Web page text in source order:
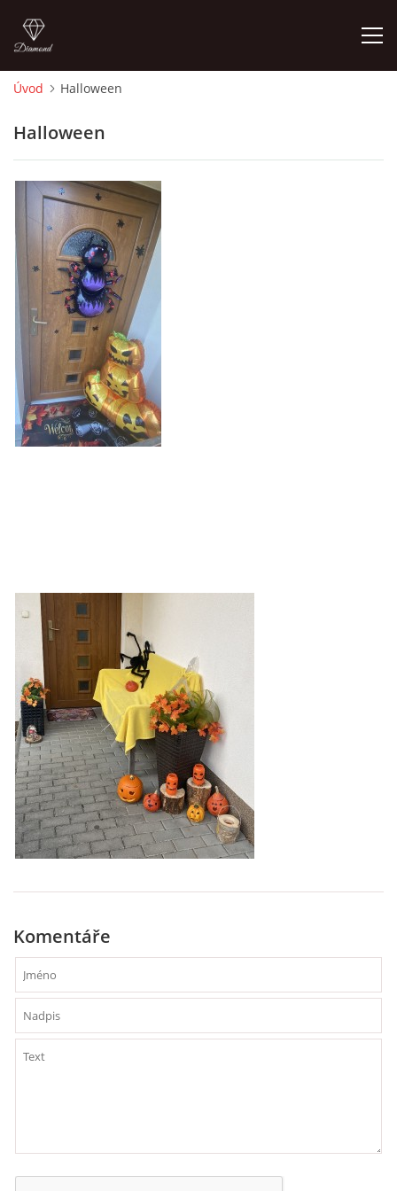
O MĚ
FOTOALBUM
DĚJINY VÝTVARNÉHO UMĚNÍ
NOVINKY ZE ŠKOLSTVÍ 2025
ROČNÍ PLÁN - INSPIRACE /DLE NOVÉHO RVP PV 2025
VZDĚLÁVACÍ BLOK ZÁŘÍ
VZDĚLÁVACÍ BLOK PROSINEC
VZDĚLÁVACÍ BLOK LEDEN
VZDĚLÁVACÍ BLOK ÚNOR
VZDĚLÁVACÍ BLOK BŘEZEN
VZDĚLÁVACÍ BLOK DUBEN
VÝTVARNÉ TECHNIKY
VÝTVARNÉ AKTIVITY - JARO
VÝTVARNÉ AKTIVITY - LÉTO
Úvod Halloween
Halloween
Komentáře